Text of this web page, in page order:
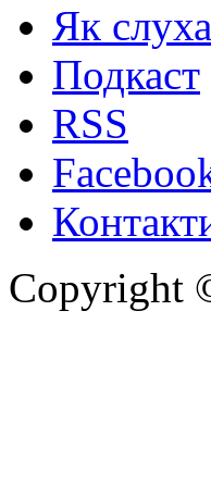
Як
Подкаст
RSS
Copyright